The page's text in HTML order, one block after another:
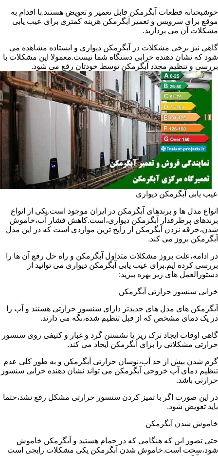
خوشبختانه قطعات آبگرمکن قابل تعمیر و تعویض هستند.با اقدام به
موقع برای سرویس و تعمیر آبگرمکن هزینه کمتری برای عیب یابی
مشکلات آن می پردازید.
گاهی نیز برخی مشکلات در آبگرمکن دیواری و ایستاده مشاهده می
شود که نشان دهنده خرابی دستگاه شما نیست.معمولا این مشکلات با
بررسی و تنظیم مجدد آبگرمکن توسط خودتان رفع می شود.
عیب یابی آبگرمکن دیواری
انواع مدل ها و برندهای آبگرمکن در ایران موجود است.یکی از انواع
برندهای پرطرفدار آبگرمکن دیواری،است.کاهش فشار آب،خاموش
شدن،جرقه نزدن آبگرمکن از رایج ترین مواردی است که در این مدل
آبگرمکن بروز می کند.
در ادامه،علت بروز مشکلات متداول آبگرمکن و راه حل رفع آن ها را
بررسی کرده ایم.برای عیب یابی آبگرمکن دیواری می توانید از
دستورالعمل های زیر بهره ببرید:
خرابی سنسور حرارتی آبگرمکن
آبگرمکن های مدل های جدیدتر دارای سنسور حرارتی هستند و آب را
در یک دمای مشخص که از قبل تنظیم شده،نگه می دارند.
گاهی اوقات ایجاد ترک ریز یا نشستن گرد و غبار و کثیفی روی سنسور
حرارتی مشکلاتی را برای آبگرمکن ایجاد می کند.
گرم شدن بیش از حد آب،نوسان حرارتی آبگرمکن و به طور کلی عدم
تنظیم دمای آب خروجی آبگرمکن می تواند نشان دهنده خرابی سنسور
حرارتی باشد.
در این صورت اگر با تمیز کردن سنسور حرارتی مشکل رفع نشد،حتما
باید تعویض شود.
خاموش شدن آبگرمکن
حتی تصور این که هنگامی که در حمام هستید و آبگرمکن خاموش
شود،سخت است.خاموش شدن آبگرمکن یکی مشکلات رایجی است